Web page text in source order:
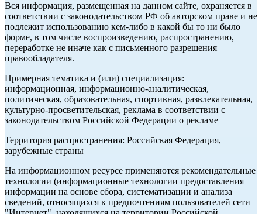
Вся информация, размещенная на данном сайте, охраняется в
соответствии с законодательством РФ об авторском праве и не
подлежит использованию кем-либо в какой бы то ни было
форме, в том числе воспроизведению, распространению,
переработке не иначе как с письменного разрешения
правообладателя.
Примерная тематика и (или) специализация:
информационная, информационно-аналитическая,
политическая, образовательная, спортивная, развлекательная,
культурно-просветительская, реклама в соответствии с
законодательством Российской Федерации о рекламе
Территория распространения: Российская Федерация,
зарубежные страны
На информационном ресурсе применяются рекомендательные
технологии (информационные технологии предоставления
информации на основе сбора, систематизации и анализа
сведений, относящихся к предпочтениям пользователей сети